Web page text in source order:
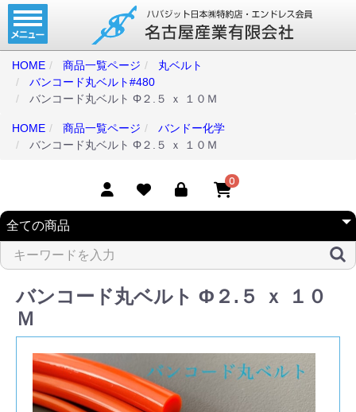
ホーム
コンベアベルト
タイミングベルト
メカファースト
取扱商品一覧
コンベアベルトショップ
無料お見積り
HOME 商品一覧ページ
丸ベルト
バンコード丸ベルト#480
バンコード丸ベルト Φ２.５ ｘ １０Ｍ
HOME 商品一覧ページ
バンドー化学
バンコード丸ベルト Φ２.５ ｘ １０Ｍ
0
バンコード丸ベルト Φ２.５ ｘ １０
Ｍ